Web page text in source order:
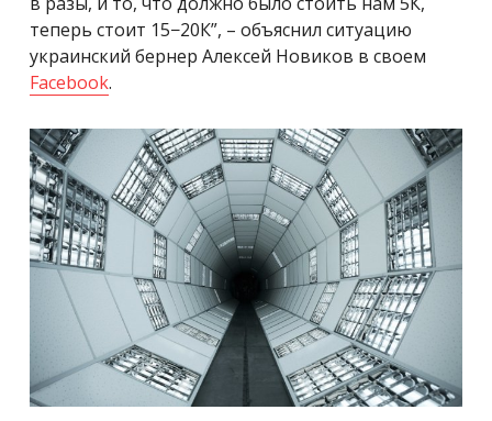
теперь стоит 15−20К”, – объяснил ситуацию
украинский бернер Алексей Новиков в своем
Facebook.